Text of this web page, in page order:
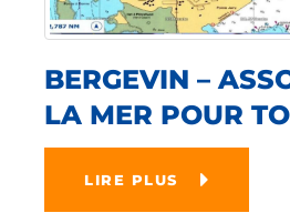
BERGEVIN –
LA MER POUR
LIRE PLUS